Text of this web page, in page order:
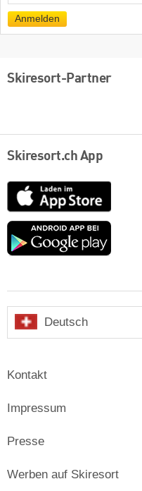
Anmelden
Skiresort-Partner
Skiresort.ch App
App
Store
Google
Deutsch
Kontakt
Impressum
Presse
Werben auf Skiresort